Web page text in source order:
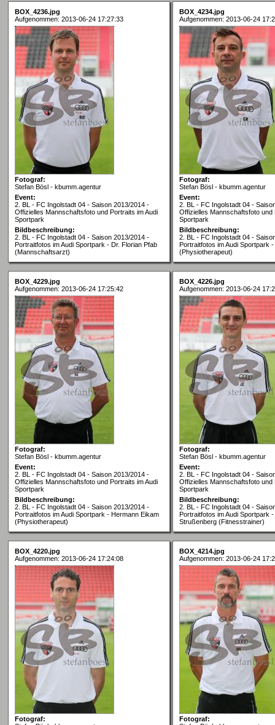
BOX_4236.jpg
Aufgenommen: 2013-06-24 17:27:33
Fotograf:
Stefan Bösl - kbumm.agentur
Event:
2. BL - FC Ingolstadt 04 - Saison 2013/2014 -
Offizielles Mannschaftsfoto und Portraits im Audi
Sportpark
Bildbeschreibung:
2. BL - FC Ingolstadt 04 - Saison 2013/2014 -
Portraitfotos im Audi Sportpark - Dr. Florian Pfab
(Mannschaftsarzt)
BOX_4234.jpg
Aufgenommen: 2013-06-24
Fotograf:
Stefan Bösl - kbumm.agentur
Event:
2. BL - FC Ingolstadt 04 -
Offizielles Mannschaftsfoto und
Sportpark
Bildbeschreibung:
2. BL - FC Ingolstadt 04 -
Portraitfotos im Audi Sportpark
(Physiotherapeut)
BOX_4229.jpg
Aufgenommen: 2013-06-24 17:25:42
Fotograf:
Stefan Bösl - kbumm.agentur
Event:
2. BL - FC Ingolstadt 04 - Saison 2013/2014 -
Offizielles Mannschaftsfoto und Portraits im Audi
Sportpark
Bildbeschreibung:
2. BL - FC Ingolstadt 04 - Saison 2013/2014 -
Portraitfotos im Audi Sportpark - Hermann Eikam
(Physiotherapeut)
BOX_4226.jpg
Aufgenommen: 2013-06-24
Fotograf:
Stefan Bösl - kbumm.agentur
Event:
2. BL - FC Ingolstadt 04 -
Offizielles Mannschaftsfoto und
Sportpark
Bildbeschreibung:
2. BL - FC Ingolstadt 04 -
Portraitfotos im Audi Sportpark
Strußenberg (Fitnesstrainer)
BOX_4220.jpg
Aufgenommen: 2013-06-24 17:24:08
Fotograf:
BOX_4214.jpg
Aufgenommen: 2013-06-24
Fotograf: